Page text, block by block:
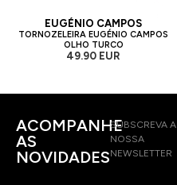
EUGÉNIO CAMPOS
TORNOZELEIRA EUGÉNIO CAMPOS
OLHO TURCO
49.90 EUR
ACOMPANHE
AS
NOVIDADES
SUBSCREVA A
NOSSA
NEWSLETTER